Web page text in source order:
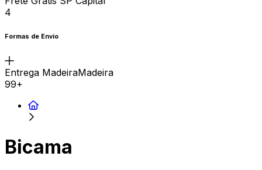
4
Formas de Envio
Entrega MadeiraMadeira
99+
Bicama